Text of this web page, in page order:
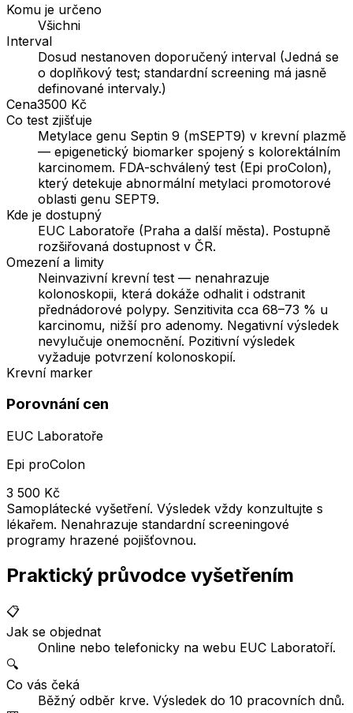
Komu je určeno
Všichni
Interval
Dosud nestanoven doporučený interval (Jedná se
o doplňkový test; standardní screening má jasně
definované intervaly.)
Cena3500 Kč
Co test zjišťuje
Metylace genu Septin 9 (mSEPT9) v krevní plazmě
— epigenetický biomarker spojený s kolorektálním
karcinomem. FDA-schválený test (Epi proColon),
který detekuje abnormální metylaci promotorové
oblasti genu SEPT9.
Kde je dostupný
EUC Laboratoře (Praha a další města). Postupně
rozšiřovaná dostupnost v ČR.
Omezení a limity
Neinvazivní krevní test — nenahrazuje
kolonoskopii, která dokáže odhalit i odstranit
přednádorové polypy. Senzitivita cca 68–73 % u
karcinomu, nižší pro adenomy. Negativní výsledek
nevylučuje onemocnění. Pozitivní výsledek
vyžaduje potvrzení kolonoskopií.
Krevní marker
Porovnání cen
EUC Laboratoře
Epi proColon
3 500 Kč
Samoplátecké vyšetření. Výsledek vždy konzultujte s
lékařem. Nenahrazuje standardní screeningové
programy hrazené pojišťovnou.
Praktický průvodce vyšetřením
📋
Jak se objednat
Online nebo telefonicky na webu EUC Laboratoří.
🔍
Co vás čeká
Běžný odběr krve. Výsledek do 10 pracovních dnů.